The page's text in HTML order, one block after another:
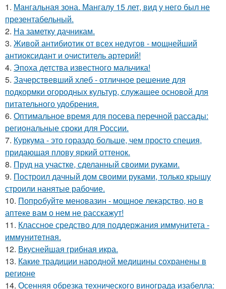
1. Мангальная зона. Мангалу 15 лет, вид у него был не
презентабельный.
2. На заметку дачникам.
3. Живой антибиотик от всех недугов - мощнейший
антиоксидант и очиститель артерий!
4. Эпоха детства известного мальчика!
5. Зачерствевший хлеб - отличное решение для
подкормки огородных культур, служащее основой для
питательного удобрения.
6. Оптимальное время для посева перечной рассады:
региональные сроки для России.
7. Куркума - это гораздо больше, чем просто специя,
придающая плову яркий оттенок.
8. Пруд на участке, сделанный своими руками.
9. Построил дачный дом своими руками, только крышу
строили нанятые рабочие.
10. Попробуйте меновазин - мощное лекарство, но в
аптеке вам о нем не расскажут!
11. Классное средство для поддержания иммунитета -
иммyнитeтнaя.
12. Вкуснейшая грибная икра.
13. Какие традиции народной медицины сохранены в
регионе
14. Осенняя обрезка технического винограда изабелла: